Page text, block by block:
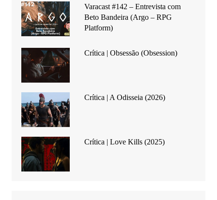
Varacast #142 – Entrevista com
Beto Bandeira (Argo – RPG
Platform)
Crítica | Obsessão (Obsession)
Crítica | A Odisseia (2026)
Crítica | Love Kills (2025)